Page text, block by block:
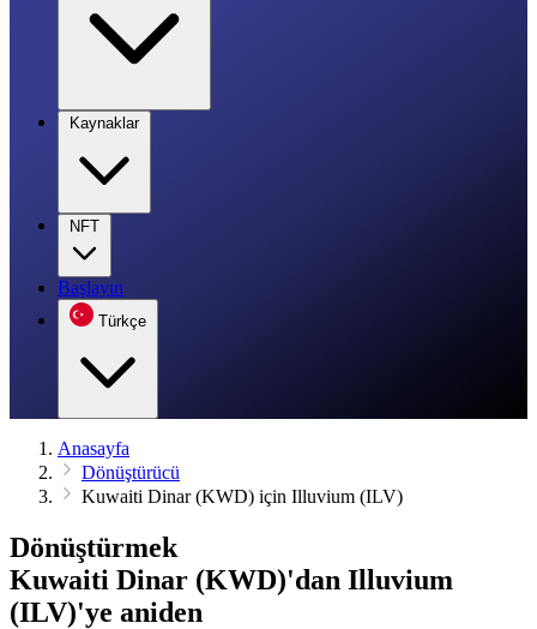
Kaynaklar
NFT
Başlayın
Türkçe
Anasayfa
Dönüştürücü
Kuwaiti Dinar (KWD) için Illuvium (ILV)
Dönüştürmek
Kuwaiti Dinar (KWD)'dan Illuvium
(ILV)'ye aniden